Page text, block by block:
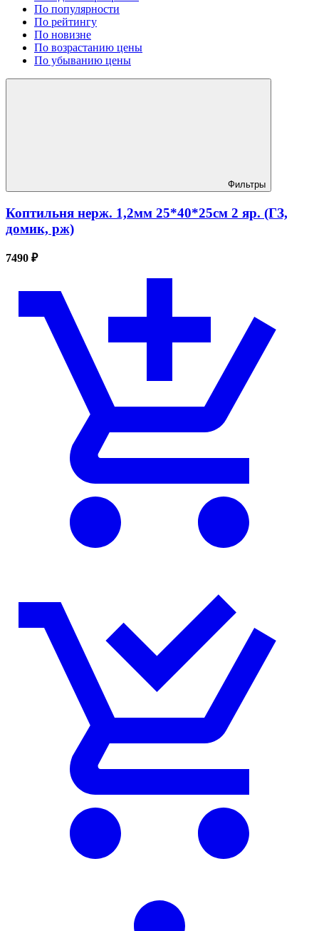
По популярности
По рейтингу
По новизне
По возрастанию цены
По убыванию цены
Фильтры
Коптильня нерж. 1,2мм 25*40*25см 2 яр. (ГЗ,
домик, рж)
7490 ₽